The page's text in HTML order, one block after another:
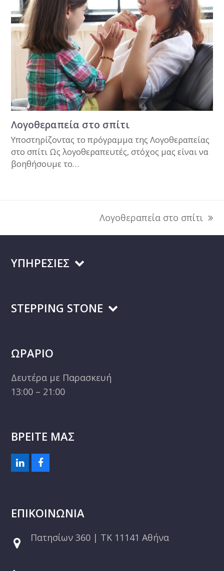
Λογοθεραπεία στο σπίτι
Υποστηρίζοντας το πρόγραμμα της Λογοθεραπείας
στο σπίτι Ως λογοθεραπευτές, στόχος μας είναι να
βοηθήσουμε το…
next
post:
Λογοθεραπεία στο σπίτι
ΥΠΗΡΕΣΙΕΣ
STEPPING STONE
ΩΡΑΡΙΟ
Δευτέρα με Παρασκευή
13:00 – 21:00
ΒΡΕΙΤΕ ΜΑΣ
L
d
F
o
k
ΕΠΙΚΟΙΝΩΝΙΑ
Πατησίων 360 | ΤΚ 11141 Αθήνα